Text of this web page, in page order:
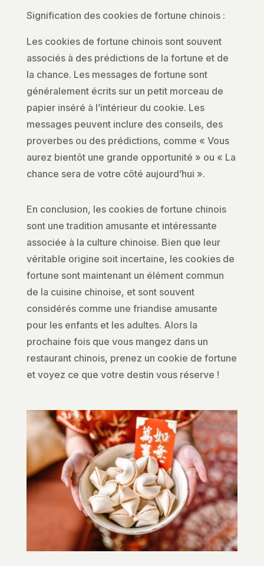
Signification des cookies de fortune chinois :
Les cookies de fortune chinois sont souvent
associés à des prédictions de la fortune et de
la chance. Les messages de fortune sont
généralement écrits sur un petit morceau de
papier inséré à l’intérieur du cookie. Les
messages peuvent inclure des conseils, des
proverbes ou des prédictions, comme « Vous
aurez bientôt une grande opportunité » ou « La
chance sera de votre côté aujourd’hui ».
En conclusion, les cookies de fortune chinois
sont une tradition amusante et intéressante
associée à la culture chinoise. Bien que leur
véritable origine soit incertaine, les cookies de
fortune sont maintenant un élément commun
de la cuisine chinoise, et sont souvent
considérés comme une friandise amusante
pour les enfants et les adultes. Alors la
prochaine fois que vous mangez dans un
restaurant chinois, prenez un cookie de fortune
et voyez ce que votre destin vous réserve !